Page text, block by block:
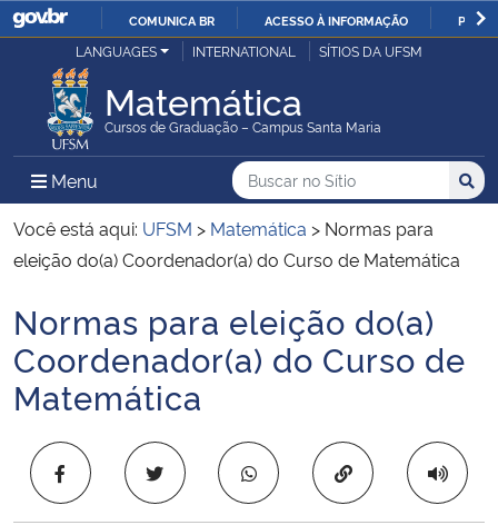
IR
O
COMUNICA BR ACESSO À INFORMAÇÃO
Ministério da Justiça e Segurança Pública
Ministério da Defesa
Ministério das Relações Exteriores
Ministério da Infraestrutura
Ministério da Agricultura, Pecuária e Abastecimento
Ministério da Educação
LANGUAGES INTERNATIONAL SÍTIOS DA UFSM
Matemática
Cursos de Graduação – Campus Santa Maria
Menu Menu Principal do Sítio
Busca
Buscar no no Sítio
Busca:
Você está aqui: UFSM > Matemática > Normas para
eleição do(a) Coordenador(a) do Curso de Matemática
Início do conteúdo
Normas para eleição do(a)
Coordenador(a) do Curso de
Matemática
Copiar para área